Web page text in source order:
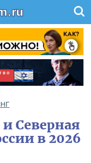
Северная
в 2026